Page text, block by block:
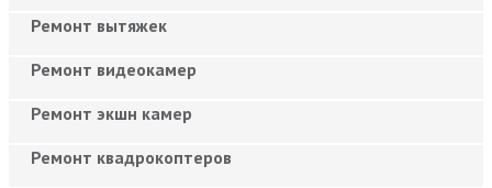
Ремонт вытяжек
Ремонт видеокамер
Ремонт экшн камер
Ремонт квадрокоптеров